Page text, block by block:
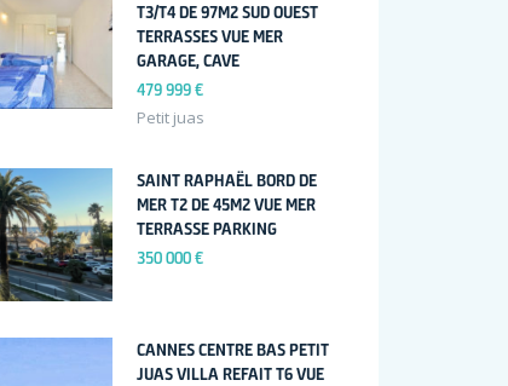
T3/T4 DE 97M2 SUD OUEST
TERRASSES VUE MER
GARAGE, CAVE
479 999 €
Petit juas
SAINT RAPHAËL BORD DE
MER T2 DE 45M2 VUE MER
TERRASSE PARKING
350 000 €
CANNES CENTRE BAS PETIT
JUAS VILLA REFAIT T6 VUE